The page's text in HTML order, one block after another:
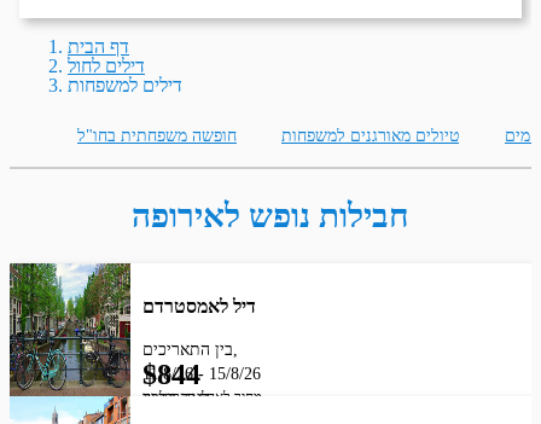
דף הבית
דילים לחול
דילים למשפחות
חופשה משפחתית בחו"ל טיולים מאורגנים למשפחות מים
חבילות נופש לאירופה
דיל לאמסטרדם
$844
מחיר לאדם בהרכב זוג
בין התאריכים,
11/8/26 - 15/8/26
לינה בלבד